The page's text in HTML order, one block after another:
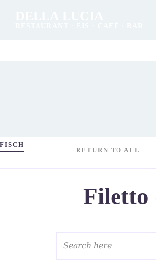
FISCH
Filetto
RETURN TO ALL